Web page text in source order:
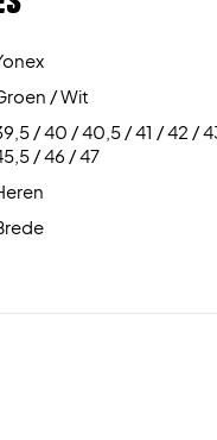
/ Wit
/ 40 / 40,5 / 41 / 42 /
/ 46 / 47